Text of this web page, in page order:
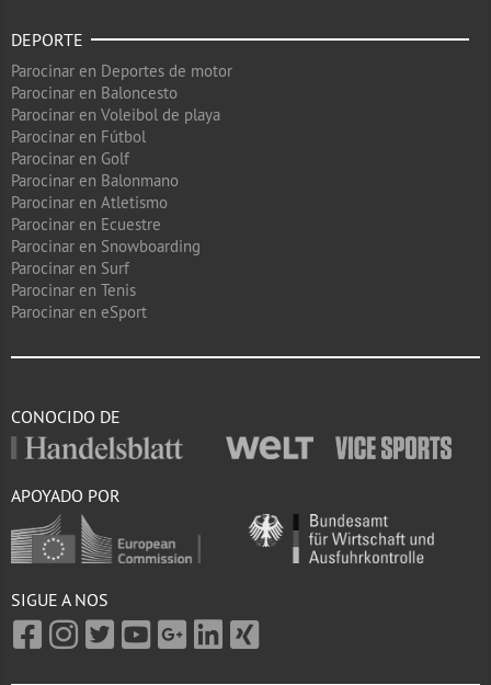
DEPORTE
Parocinar en Deportes de motor
Parocinar en Baloncesto
Parocinar en Voleibol de playa
Parocinar en Fútbol
Parocinar en Golf
Parocinar en Balonmano
Parocinar en Atletismo
Parocinar en Ecuestre
Parocinar en Snowboarding
Parocinar en Surf
Parocinar en Tenis
Parocinar en eSport
CONOCIDO DE
APOYADO POR
SIGUE A NOS